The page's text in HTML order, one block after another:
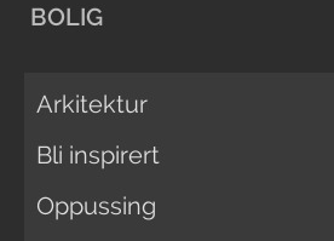
BOLIG
Arkitektur
Bli inspirert
Oppussing